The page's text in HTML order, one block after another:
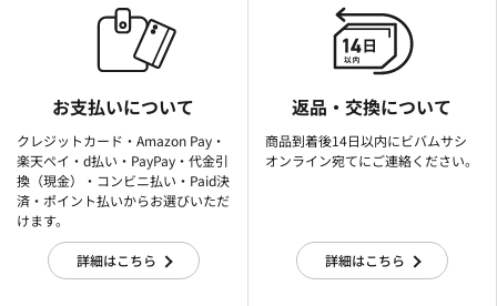
お支払いについて
クレジットカード・Amazon Pay・
楽天ぺイ・d払い・PayPay・代金引
換（現金）・コンビニ払い・Paid決
済・ポイント払いからお選びいただ
けます。
詳細はこちら
返品・交換について
商品到着後14日以内にビバムサシ
オンライン宛てにご連絡ください。
詳細はこちら